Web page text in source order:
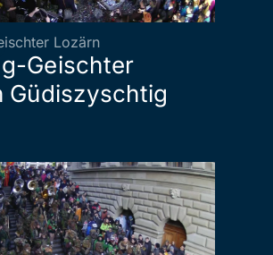
Lozärn
Geischter
Güdiszyschtig